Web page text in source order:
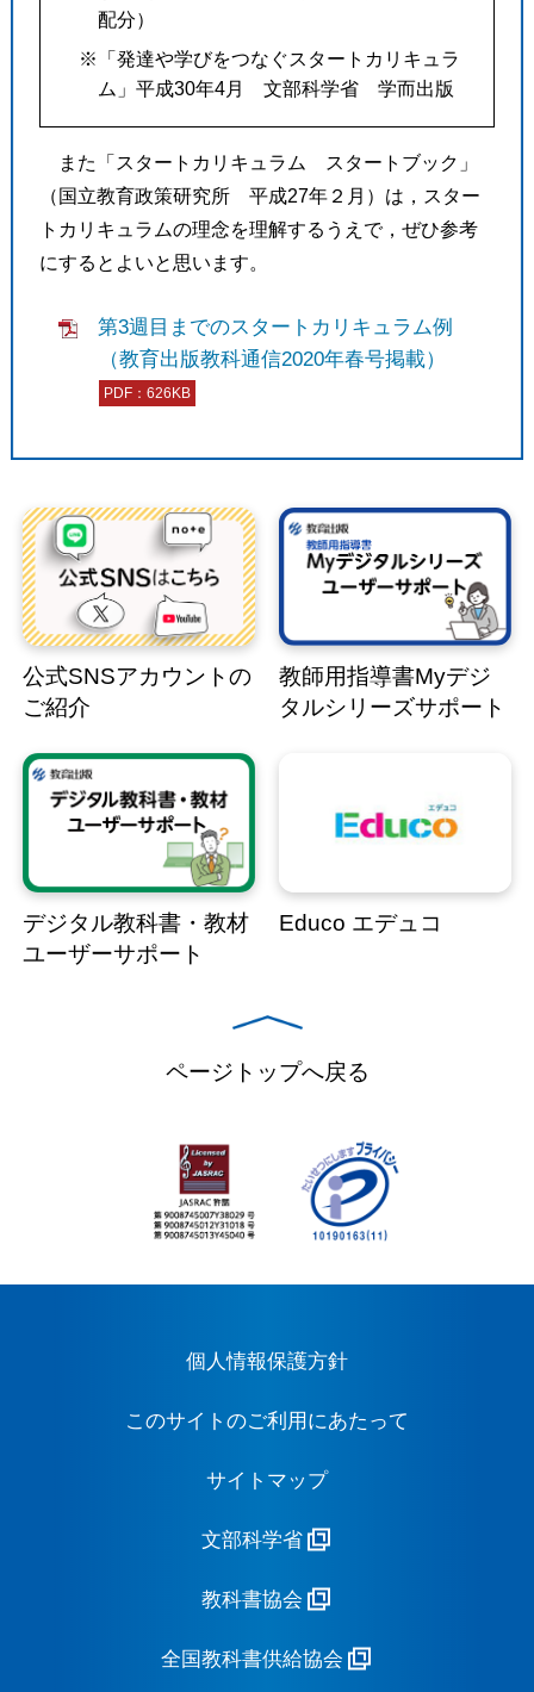
配分）
※「発達や学びをつなぐスタートカリキュラ
ム」平成30年4月 文部科学省 学而出版
また「スタートカリキュラム スタートブック」
（国立教育政策研究所 平成27年２月）は，スター
トカリキュラムの理念を理解するうえで，ぜひ参考
にするとよいと思います。
第3週目までのスタートカリキュラム例
（教育出版教科通信2020年春号掲載）
PDF：626KB
公式SNSアカウントの
ご紹介
教師用指導書Myデジ
タルシリーズサポート
デジタル教科書・教材
ユーザーサポート
Educo エデュコ
ページトップへ戻る
個人情報保護方針
このサイトのご利用にあたって
サイトマップ
文部科学省
教科書協会
全国教科書供給協会